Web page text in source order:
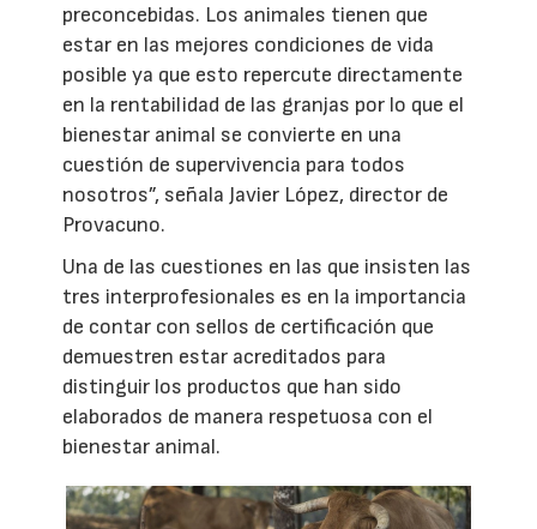
preconcebidas. Los animales tienen que
estar en las mejores condiciones de vida
posible ya que esto repercute directamente
en la rentabilidad de las granjas por lo que el
bienestar animal se convierte en una
cuestión de supervivencia para todos
nosotros”, señala Javier López, director de
Provacuno.
Una de las cuestiones en las que insisten las
tres interprofesionales es en la importancia
de contar con sellos de certificación que
demuestren estar acreditados para
distinguir los productos que han sido
elaborados de manera respetuosa con el
bienestar animal.